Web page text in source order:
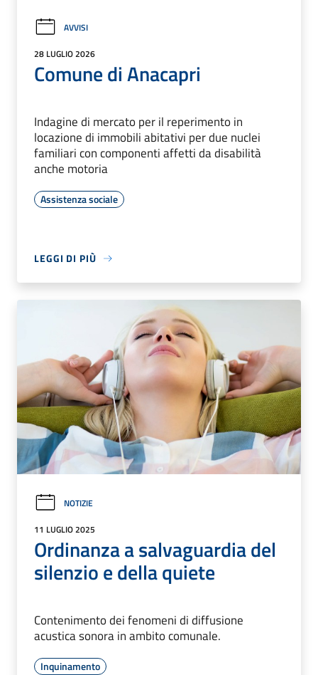
AVVISI
28 LUGLIO 2026
Comune di Anacapri
Indagine di mercato per il reperimento in
locazione di immobili abitativi per due nuclei
familiari con componenti affetti da disabilità
anche motoria
Assistenza sociale
LEGGI DI PIÙ
NOTIZIE
11 LUGLIO 2025
Ordinanza a salvaguardia del
silenzio e della quiete
Contenimento dei fenomeni di diffusione
acustica sonora in ambito comunale.
Inquinamento